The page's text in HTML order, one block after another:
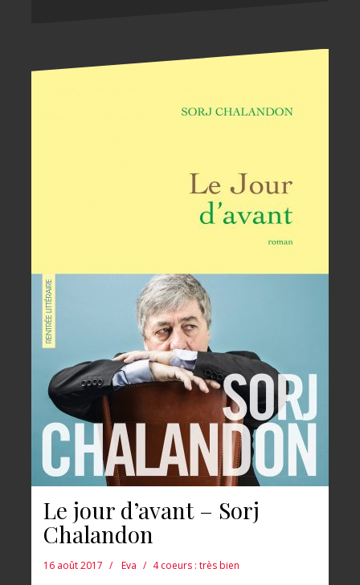
Le jour d’avant – Sorj
Chalandon
16 août 2017 Eva 4 coeurs : très bien